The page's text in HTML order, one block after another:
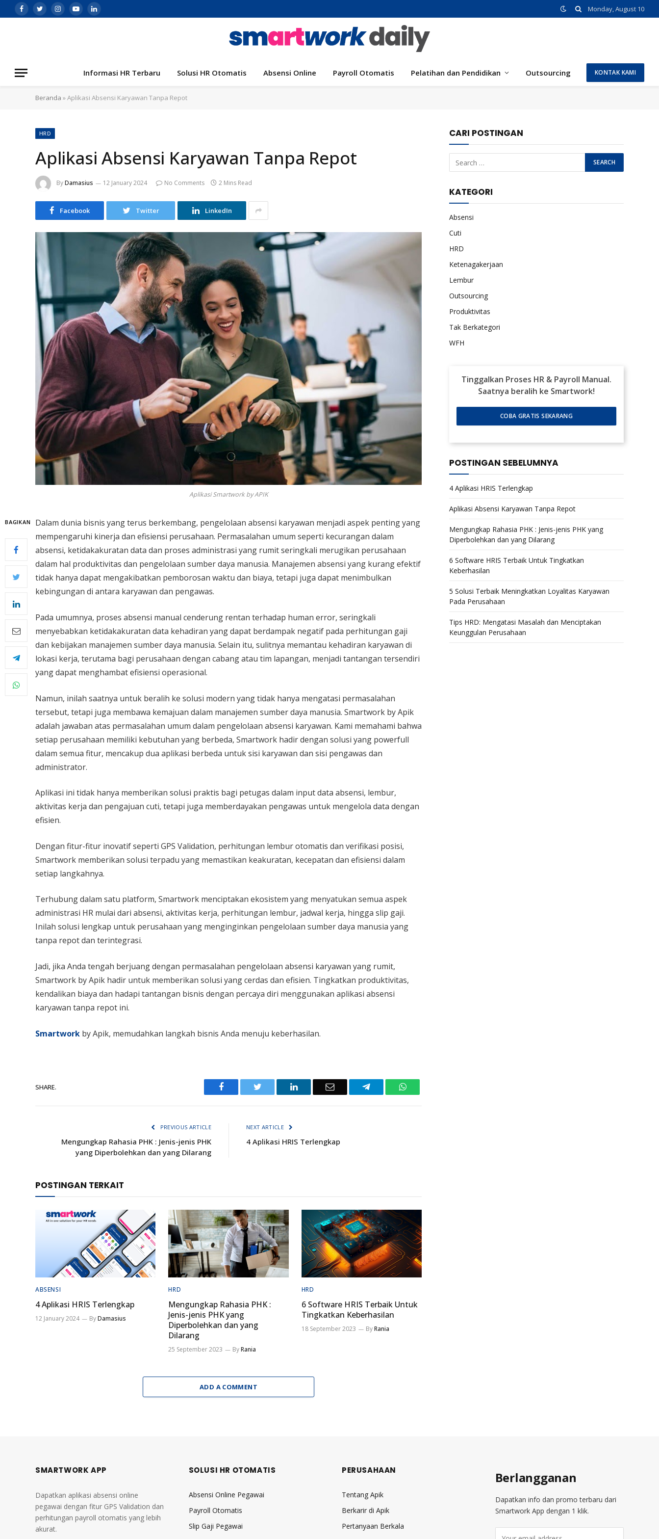
Facebook
TwitterInstagram
YouTubeLinkedIn Monday, August 10
Informasi HR Terbaru Solusi HR Otomatis Absensi Online Payroll Otomatis Pelatihan dan Pendidikan Outsourcing KONTAK KAMI
Beranda »Aplikasi Absensi Karyawan Tanpa Repot
HRD
Aplikasi Absensi Karyawan Tanpa Repot
ByDamasius 12 January 2024 No Comments 2 Mins Read
Facebook Twitter LinkedIn
Aplikasi Smartwork by APIK
BAGIKAN
Dalam dunia bisnis yang terus berkembang, pengelolaan absensi karyawan menjadi aspek penting yang
mempengaruhi kinerja dan efisiensi perusahaan. Permasalahan umum seperti kecurangan dalam
absensi, ketidakakuratan data dan proses administrasi yang rumit seringkali merugikan perusahaan
dalam hal produktivitas dan pengelolaan sumber daya manusia. Manajemen absensi yang kurang efektif
tidak hanya dapat mengakibatkan pemborosan waktu dan biaya, tetapi juga dapat menimbulkan
kebingungan di antara karyawan dan pengawas.
Pada umumnya, proses absensi manual cenderung rentan terhadap human error, seringkali
menyebabkan ketidakakuratan data kehadiran yang dapat berdampak negatif pada perhitungan gaji
dan kebijakan manajemen sumber daya manusia. Selain itu, sulitnya memantau kehadiran karyawan di
lokasi kerja, terutama bagi perusahaan dengan cabang atau tim lapangan, menjadi tantangan tersendiri
yang dapat menghambat efisiensi operasional.
Namun, inilah saatnya untuk beralih ke solusi modern yang tidak hanya mengatasi permasalahan
tersebut, tetapi juga membawa kemajuan dalam manajemen sumber daya manusia. Smartwork by Apik
adalah jawaban atas permasalahan umum dalam pengelolaan absensi karyawan. Kami memahami bahwa
setiap perusahaan memiliki kebutuhan yang berbeda, Smartwork hadir dengan solusi yang powerfull
dalam semua fitur, mencakup dua aplikasi berbeda untuk sisi karyawan dan sisi pengawas dan
administrator.
Aplikasi ini tidak hanya memberikan solusi praktis bagi petugas dalam input data absensi, lembur,
aktivitas kerja dan pengajuan cuti, tetapi juga memberdayakan pengawas untuk mengelola data dengan
efisien.
Dengan fitur-fitur inovatif seperti GPS Validation, perhitungan lembur otomatis dan verifikasi posisi,
Smartwork memberikan solusi terpadu yang memastikan keakuratan, kecepatan dan efisiensi dalam
setiap langkahnya.
Terhubung dalam satu platform, Smartwork menciptakan ekosistem yang menyatukan semua aspek
administrasi HR mulai dari absensi, aktivitas kerja, perhitungan lembur, jadwal kerja, hingga slip gaji.
Inilah solusi lengkap untuk perusahaan yang menginginkan pengelolaan sumber daya manusia yang
tanpa repot dan terintegrasi.
Jadi, jika Anda tengah berjuang dengan permasalahan pengelolaan absensi karyawan yang rumit,
Smartwork by Apik hadir untuk memberikan solusi yang cerdas dan efisien. Tingkatkan produktivitas,
kendalikan biaya dan hadapi tantangan bisnis dengan percaya diri menggunakan aplikasi absensi
karyawan tanpa repot ini.
Smartwork by Apik, memudahkan langkah bisnis Anda menuju keberhasilan.
SHARE. Facebook Twitter LinkedIn Email Telegram WhatsApp
PREVIOUS ARTICLE
Mengungkap Rahasia PHK : Jenis-jenis PHK
yang Diperbolehkan dan yang Dilarang
NEXT ARTICLE
4 Aplikasi HRIS Terlengkap
POSTINGAN TERKAIT
ABSENSI
4 Aplikasi HRIS Terlengkap
12 January 2024 ByDamasius
HRD
Mengungkap Rahasia PHK :
Jenis-jenis PHK yang
Diperbolehkan dan yang
Dilarang
25 September 2023 ByRania
HRD
6 Software HRIS Terbaik Untuk
Tingkatkan Keberhasilan
18 September 2023 ByRania
ADD A COMMENT
CARI POSTINGAN
KATEGORI
Absensi
Cuti
HRD
Ketenagakerjaan
Lembur
Outsourcing
Produktivitas
Tak Berkategori
WFH
Tinggalkan Proses HR & Payroll Manual.
Saatnya beralih ke Smartwork!
COBA GRATIS SEKARANG
POSTINGAN SEBELUMNYA
4 Aplikasi HRIS Terlengkap
Aplikasi Absensi Karyawan Tanpa Repot
Mengungkap Rahasia PHK : Jenis-jenis PHK yang
Diperbolehkan dan yang Dilarang
6 Software HRIS Terbaik Untuk Tingkatkan
Keberhasilan
5 Solusi Terbaik Meningkatkan Loyalitas Karyawan
Pada Perusahaan
Tips HRD: Mengatasi Masalah dan Menciptakan
Keunggulan Perusahaan
SMARTWORK APP
Dapatkan aplikasi absensi online
pegawai dengan fitur GPS Validation dan
perhitungan payroll otomatis yang lebih
akurat.
SOLUSI HR OTOMATIS
Absensi Online Pegawai
Payroll Otomatis
Slip Gaji Pegawai
PERUSAHAAN
Tentang Apik
Berkarir di Apik
Pertanyaan Berkala
Berlangganan
Dapatkan info dan promo terbaru dari
Smartwork App dengan 1 klik.